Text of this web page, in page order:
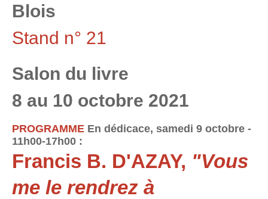
Blois
Stand n° 21
Salon du livre
8 au 10 octobre 2021
PROGRAMME En dédicace, samedi 9 octobre -
11h00-17h00 :
Francis B. D'AZAY, "Vous
me le rendrez à